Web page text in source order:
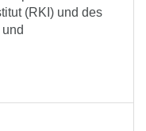
(RKI) und des